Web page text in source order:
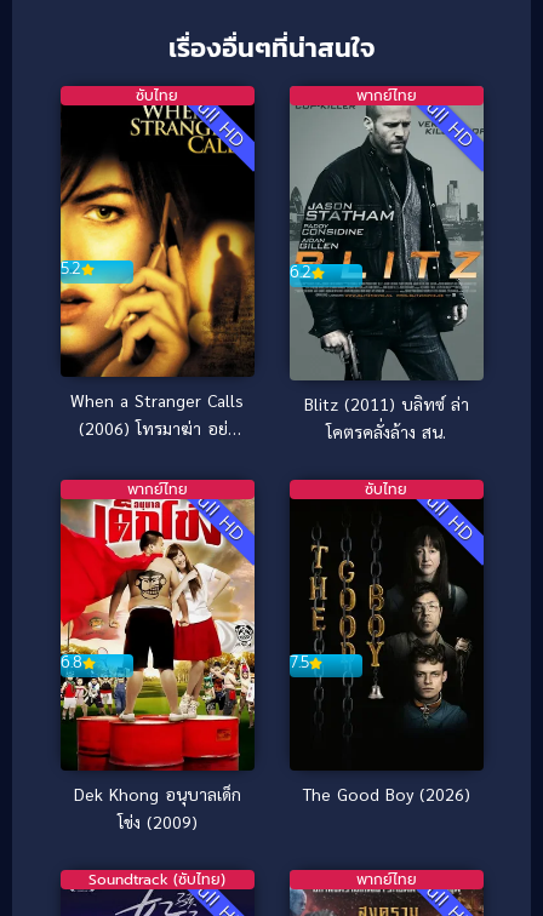
เรื่องอื่นๆที่น่าสนใจ
Full HD
5.2
ซับไทย
When a Stranger Calls
(2006) โทรมาฆ่า อย่า
Full HD
6.2
พากย์ไทย
Blitz (2011) บลิทซ์ ล่า
โคตรคลั่งล้าง สน.
Full HD
6.8
พากย์ไทย
Dek Khong อนุบาลเด็ก
โข่ง (2009)
Full HD
7.5
ซับไทย
The Good Boy (2026)
Soundtrack (ซับไทย) พากย์ไทย